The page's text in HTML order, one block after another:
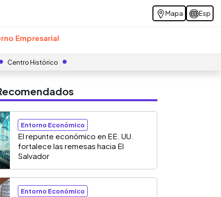
Mapa Esp
Empresarial
Centro Histórico
Entorno Económico
El repunte económico en EE. UU.
fortalece las remesas hacia El
Salvador
Entorno Económico